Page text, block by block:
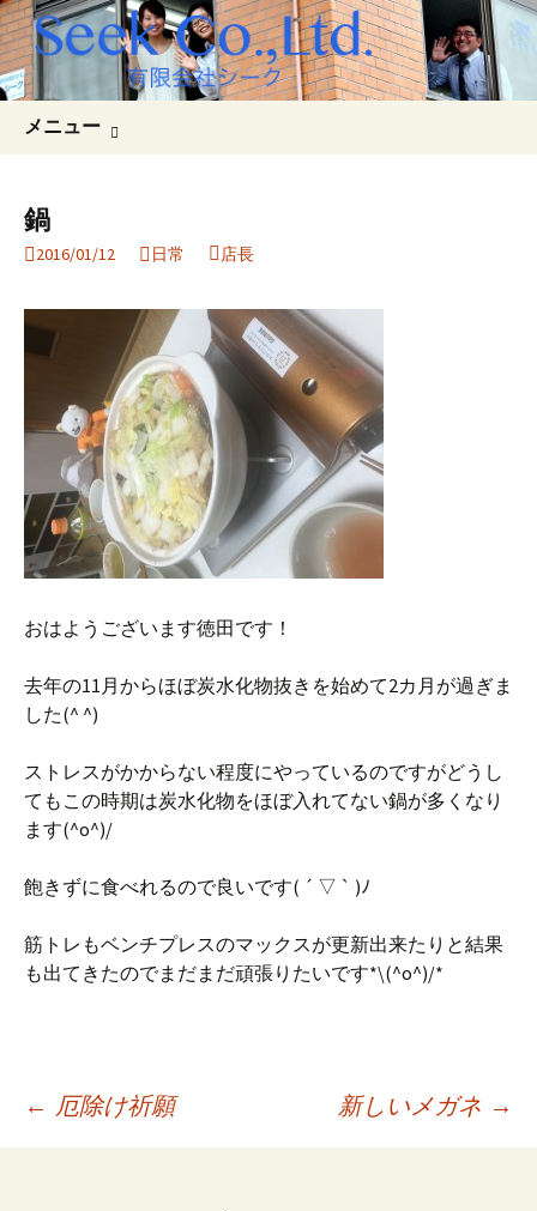
メニュー
キ
ッ
プ
鍋
2016/01/12 日常 店長
おはようございます徳田です！
去年の11月からほぼ炭水化物抜きを始めて2カ月が過ぎま
した(^ ^)
ストレスがかからない程度にやっているのですがどうし
てもこの時期は炭水化物をほぼ入れてない鍋が多くなり
ます(^o^)/
飽きずに食べれるので良いです( ´ ▽ ` )ﾉ
筋トレもベンチプレスのマックスが更新出来たりと結果
も出てきたのでまだまだ頑張りたいです*\(^o^)/*
投
← 厄除け祈願 新しいメガネ →